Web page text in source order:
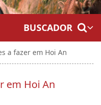
BUSCADOR
a fazer em Hoi An
em Hoi An